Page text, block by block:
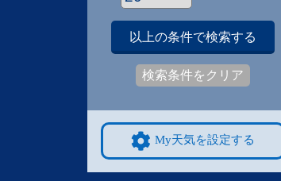
以上の条件で検索する
検索条件をクリア
My天気を設定する